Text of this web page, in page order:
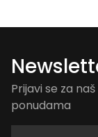
Prijavi se za
ponudama